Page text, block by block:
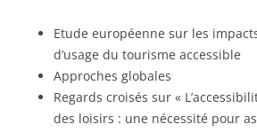
Etude européenne sur les
d’usage du tourisme accessible
Approches globales
Regards croisés sur «
des loisirs : une nécessité pour